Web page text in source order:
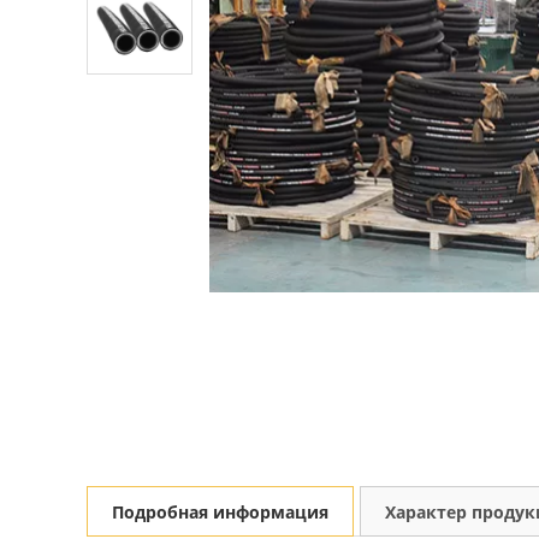
Подробная информация Характер